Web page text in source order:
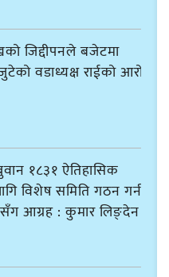
जिद्दीपनले बजेटमा
वडाध्यक्ष राईको आरोप
१८३१ ऐतिहासिक
विशेष समिति गठन गर्न
आग्रह : कुमार लिङ्देन